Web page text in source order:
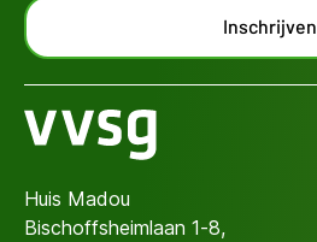
Inschrijven
Huis Madou
Bischoffsheimlaan 1-8,